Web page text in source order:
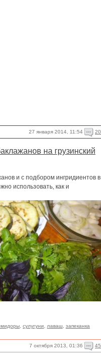
27 января 2014, 11:54 20
на грузинский
и с подбором ингридиентов в
использовать, как и
сулугуни лаваш запеканка
7 октября 2013, 01:36 45